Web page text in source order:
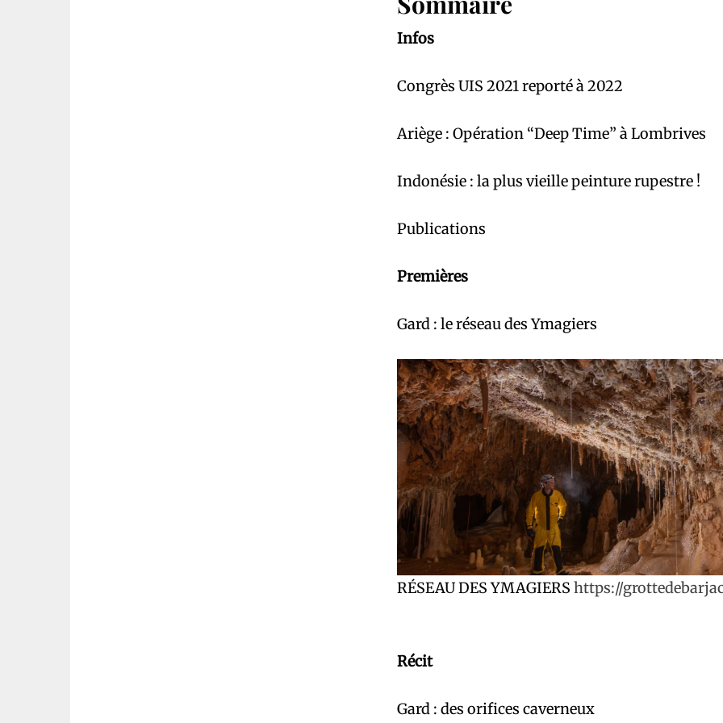
Infos
Congrès UIS 2021 reporté à 2022
Ariège : Opération “Deep Time” à Lombrives
Indonésie : la plus vieille peinture
Publications
Premières
Gard : le réseau des Ymagiers
RÉSEAU DES YMAGIERShttps://
Récit
Gard : des orifices caverneux